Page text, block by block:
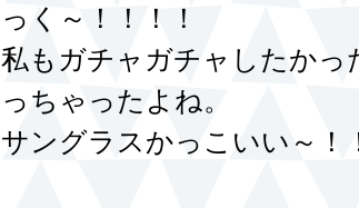
っく～！！！！
私もガチャガチャしたかっ
っちゃったよね。
サングラスかっこいい～！